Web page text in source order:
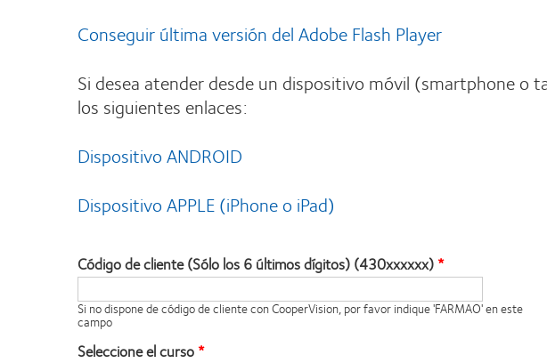
Conseguir última versión del Adobe Flash Player
Si desea atender desde un dispositivo móvil (smartphone o
los siguientes enlaces:
Dispositivo ANDROID
Dispositivo APPLE (iPhone o iPad)
Código de cliente (Sólo los 6 últimos dígitos) (430xxxxxx)
Si no dispone de código de cliente con CooperVision, por favor indique 'FARMAO' en este
campo
Seleccione el curso